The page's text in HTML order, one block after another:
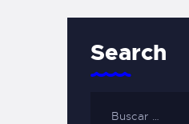
Search